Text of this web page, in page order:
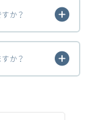
か？
か？